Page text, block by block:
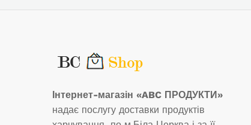
Інтернет-магазін «ABC ПРОДУКТИ»
надає послугу доставки продуктів